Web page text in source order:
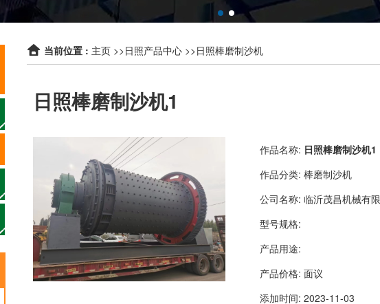
当前位置 : 主页 >>日照产品中心 >>日照棒磨制沙机
日照棒磨制沙机1
作品名称: 日照棒磨制沙机1
作品分类: 棒磨制沙机
公司名称: 临沂茂昌机械有
型号规格:
产品用途:
产品价格: 面议
添加时间: 2023-11-03